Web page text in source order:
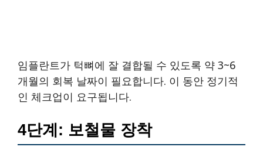
임플란트가 턱뼈에 잘 결합될 수 있도록 약 3~6
개월의 회복 날짜이 필요합니다. 이 동안 정기적
인 체크업이 요구됩니다.
4단계: 보철물 장착